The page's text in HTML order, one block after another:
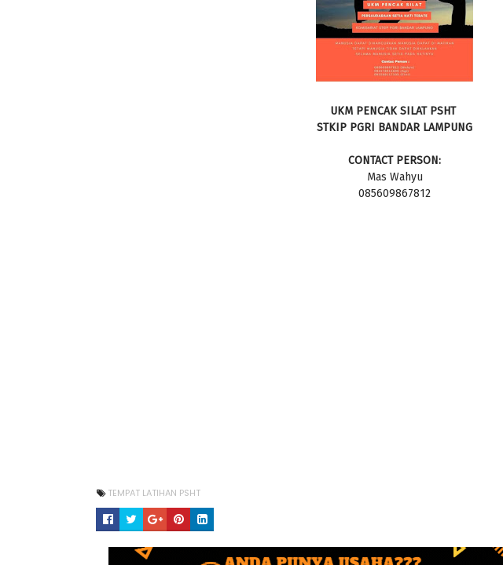
UKM PENCAK SILAT PSHT
STKIP PGRI BANDAR LAMPUNG
CONTACT PERSON:
Mas Wahyu
085609867812
TEMPAT LATIHAN PSHT